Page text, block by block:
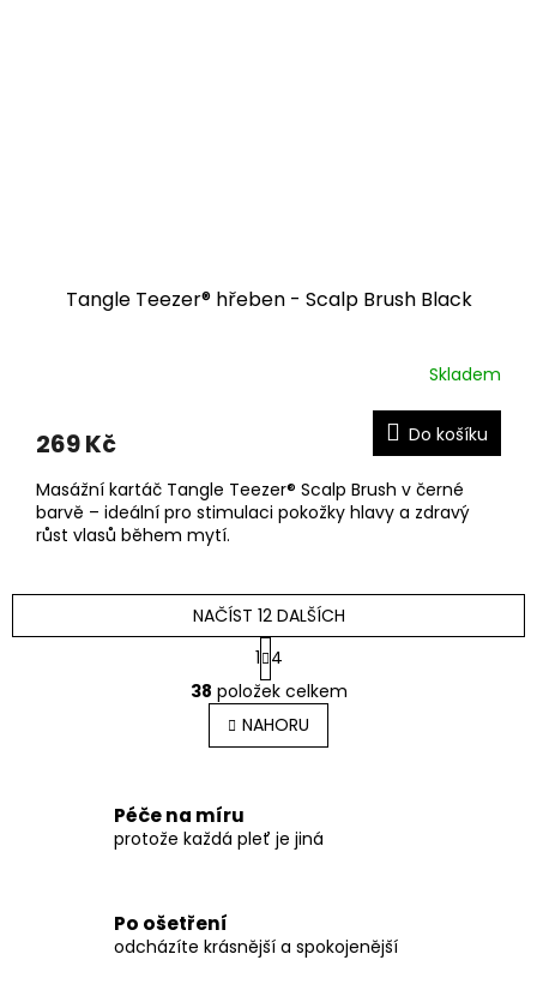
Tangle Teezer® hřeben - Scalp Brush Black
Skladem
269 Kč Do košíku
Masážní kartáč Tangle Teezer® Scalp Brush v černé
barvě – ideální pro stimulaci pokožky hlavy a zdravý
růst vlasů během mytí.
O
v
l
á
í
k
y
NAČÍST 12 DALŠÍCH
S
t
r
á
n
k
n
í
1 4
38 položek celkem
NAHORU
Péče na míru
protože každá pleť je jiná
Po ošetření
odcházíte krásnější a spokojenější